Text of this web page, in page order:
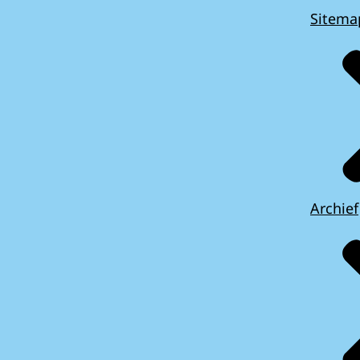
Archief